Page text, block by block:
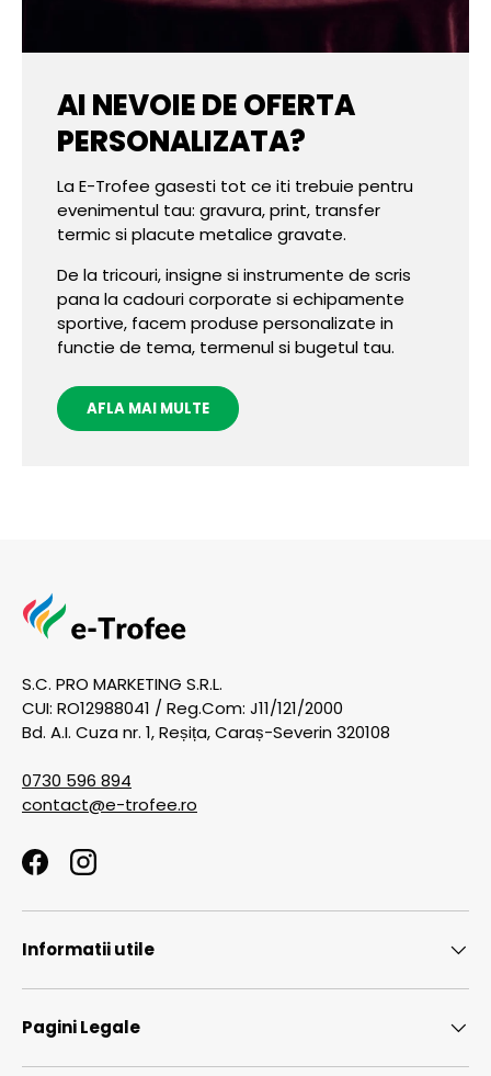
AI NEVOIE DE OFERTA
PERSONALIZATA?
La E-Trofee gasesti tot ce iti trebuie pentru
evenimentul tau: gravura, print, transfer
termic si placute metalice gravate.
De la tricouri, insigne si instrumente de scris
pana la cadouri corporate si echipamente
sportive, facem produse personalizate in
functie de tema, termenul si bugetul tau.
AFLA MAI MULTE
S.C. PRO MARKETING S.R.L.
CUI: RO12988041 / Reg.Com: J11/121/2000
Bd. A.I. Cuza nr. 1, Reșița, Caraș-Severin 320108
0730 596 894
contact@e-trofee.ro
FacebookInstagram
Informatii utile
Pagini Legale